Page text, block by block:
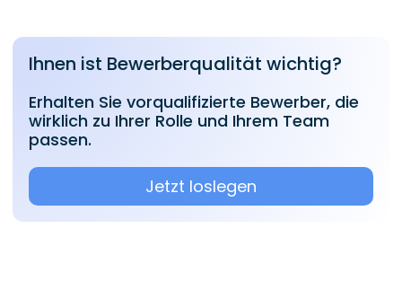
Ihnen ist Bewerberqualität wichtig?
Erhalten Sie vorqualifizierte Bewerber, die
wirklich zu Ihrer Rolle und Ihrem Team
passen.
Jetzt loslegen